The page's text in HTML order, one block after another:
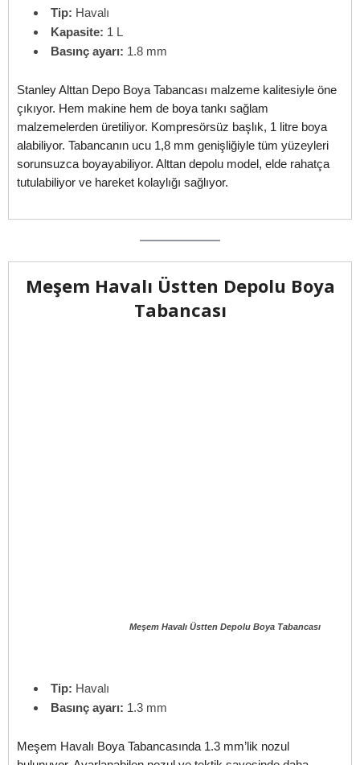
Tip: Havalı
Kapasite: 1 L
Basınç ayarı: 1.8 mm
Stanley Alttan Depo Boya Tabancası malzeme kalitesiyle öne
çıkıyor. Hem makine hem de boya tankı sağlam
malzemelerden üretiliyor. Kompresörsüz başlık, 1 litre boya
alabiliyor. Tabancanın ucu 1,8 mm genişliğiyle tüm yüzeyleri
sorunsuzca boyayabiliyor. Alttan depolu model, elde rahatça
tutulabiliyor ve hareket kolaylığı sağlıyor.
Meşem Havalı Üstten Depolu Boya
Tabancası
Meşem Havalı Üstten Depolu Boya Tabancası
Tip: Havalı
Basınç ayarı: 1.3 mm
Meşem Havalı Boya Tabancasında 1.3 mm’lik nozul